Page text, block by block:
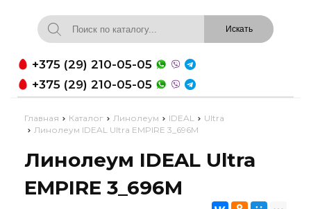
+375 (29) 210-05-05
+375 (29) 210-05-05
Главная Каталог Линолеум IDEAL
Ultra
Линолеум IDEAL Ultra EMPIRE 3_696M
Линолеум IDEAL Ultra
EMPIRE 3_696M